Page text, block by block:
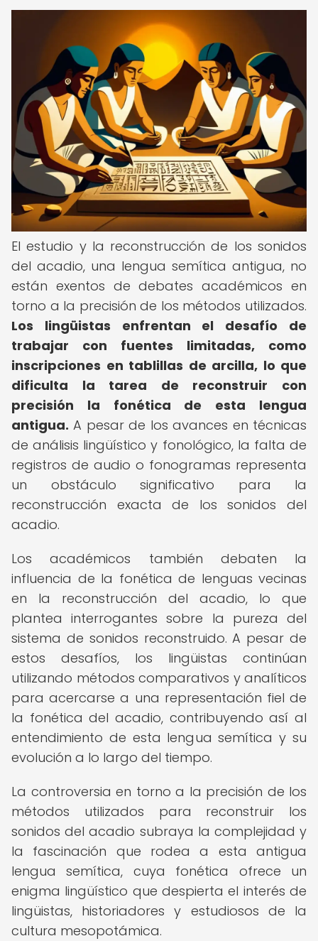
El estudio y la reconstrucción de los sonidos
del acadio, una lengua semítica antigua, no
están exentos de debates académicos en
torno a la precisión de los métodos utilizados.
Los lingüistas enfrentan el desafío de
trabajar con fuentes limitadas, como
inscripciones en tablillas de arcilla, lo que
dificulta la tarea de reconstruir con
precisión la fonética de esta lengua
antigua. A pesar de los avances en técnicas
de análisis lingüístico y fonológico, la falta de
registros de audio o fonogramas representa
un obstáculo significativo para la
reconstrucción exacta de los sonidos del
acadio.
Los académicos también debaten la
influencia de la fonética de lenguas vecinas
en la reconstrucción del acadio, lo que
plantea interrogantes sobre la pureza del
sistema de sonidos reconstruido. A pesar de
estos desafíos, los lingüistas continúan
utilizando métodos comparativos y analíticos
para acercarse a una representación fiel de
la fonética del acadio, contribuyendo así al
entendimiento de esta lengua semítica y su
evolución a lo largo del tiempo.
La controversia en torno a la precisión de los
métodos utilizados para reconstruir los
sonidos del acadio subraya la complejidad y
la fascinación que rodea a esta antigua
lengua semítica, cuya fonética ofrece un
enigma lingüístico que despierta el interés de
lingüistas, historiadores y estudiosos de la
cultura mesopotámica.